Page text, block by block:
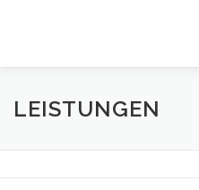
ÜBER UNS LEISTUNGEN
LEISTUNGEN